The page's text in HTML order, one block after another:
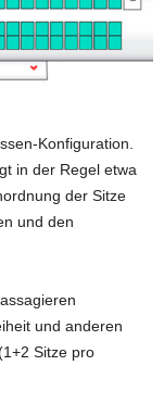
Konfiguration.
in der Regel etwa
der Sitze
und den
und anderen
Sitze pro